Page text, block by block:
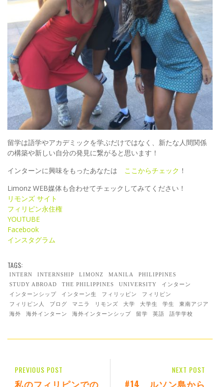
留学は語学やアカデミックを学ぶだけではなく、新たな人間関係
の構築や新しい自分の発見に繋がると思います！
インターンに興味をもったあなたは ここからチェック ！
Limonz WEB媒体も合わせてチェックしてみてください！
リモンズ サイト
フィリピン永住権
YOUTUBE
Facebook
インスタグラム
TAGS:
INTERN INTERNSHIP LIMONZ MANILA
PHILIPPINES
STUDY ABROAD
THE PHILIPPINES UNIVERSITY
インターン
インターンシップ
インターン生 フィリッピン
フィリピン
フィリピン人
ブログ マニラ リモンズ 大学 大学生 学生
東南アジア
海外
海外インターン 海外インターンシップ 留学 英語 語学学校
NEXT POST
#14 ルソン島から
PREVIOUS POST
私のフィリピンでの